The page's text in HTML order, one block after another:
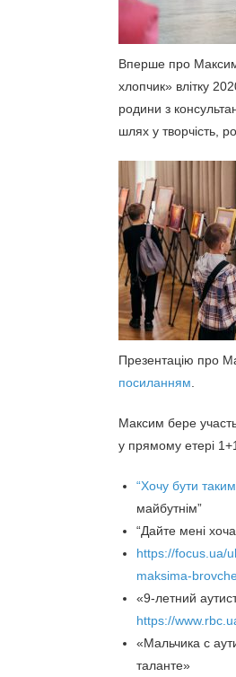
Вперше про
хлопчик» влітку
родини з
шлях у творчість,
Презентацію про
посиланням
Максим бере
у прямому етері 1+1
“Хочу бути
майбутнім”
“Дайте мені
https://focus.ua/
maksima-
«9-летний
https://
«Мальчика с
таланте»